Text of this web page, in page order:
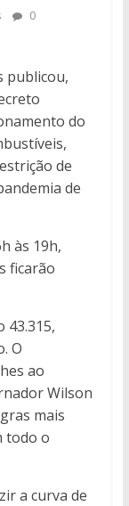
0
publicou,
do
de
de
às 19h,
ficarão
43.315,
O
ao
Wilson
mais
todo o
a curva de